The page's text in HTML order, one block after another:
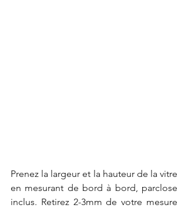
Prenez la largeur et la hauteur de la vitre
en mesurant de bord à bord, parclose
inclus. Retirez 2-3mm de votre mesure